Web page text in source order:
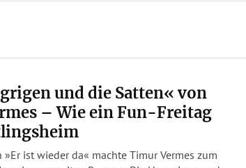
und die Satten« von
– Wie ein Fun-Freitag
»Er ist wieder da« machte Timur Vermes zum